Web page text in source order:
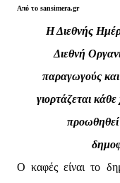
Από το sansimera.gr
Η Διεθνής
Διεθνή
παραγωγούς
γιορτάζεται
Ο καφές είναι το